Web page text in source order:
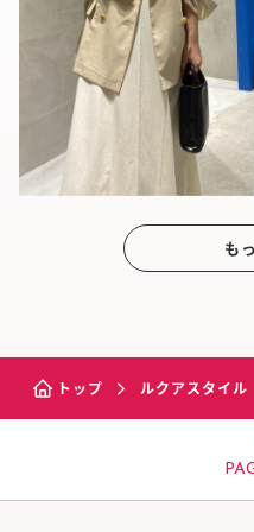
も
トップ ルクアスタイル